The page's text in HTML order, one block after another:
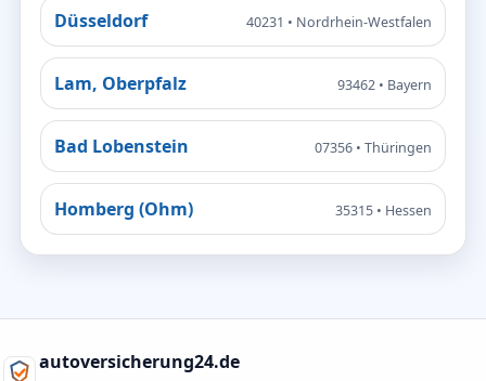
Düsseldorf 40231 • Nordrhein-Westfalen
Lam, Oberpfalz 93462 • Bayern
Bad Lobenstein 07356 • Thüringen
Homberg (Ohm) 35315 • Hessen
autoversicherung24.de